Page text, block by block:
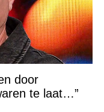
door
te laat…”